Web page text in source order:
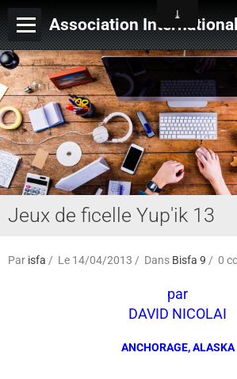
Page d'accueil
Derniers ajouts
Jeux de ficelle Yup'ik 13
Par isfa Le 14/04/2013 Dans Bisfa 9 0
par
DAVID NICOLAI
ANCHORAGE, ALASKA